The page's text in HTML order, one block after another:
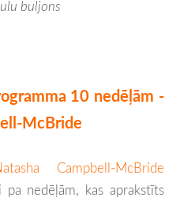
buljons
10 nedēļām -
McBride
Campbell-McBride
nedēļām, kas aprakstīts